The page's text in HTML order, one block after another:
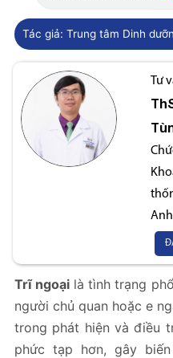
Tác giả: Trung tâm Dinh
Tư
Anh
Trĩ ngoại là tình trạng
người chủ quan hoặc e
trong phát hiện và điều
phức tạp hơn, gây